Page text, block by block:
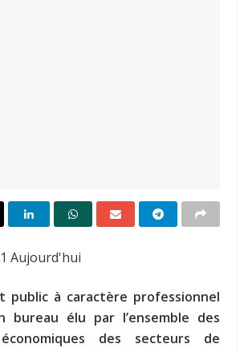
Aujourd'hui
public à caractère professionnel
bureau élu par l’ensemble des
des secteurs de